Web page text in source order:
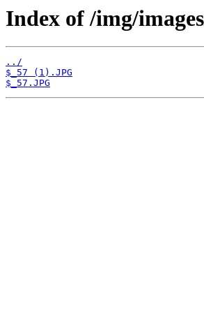
Index of /img/
../
$_57 (1).JPG
$_57.JPG